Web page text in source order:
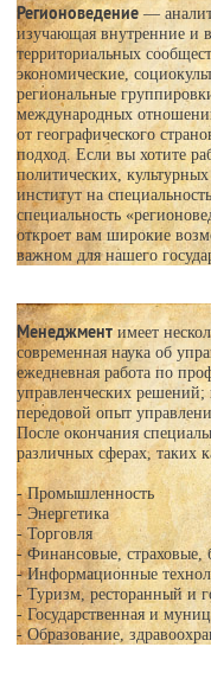
Регионоведение —
изучающая внутренние и
территориальных
экономические,
региональные
международных
от географического
подход. Если вы хотите
политических,
институт на
специальность
откроет вам широкие
важном для нашего
Менеджмент имеет
современная наука об
ежедневная работа по
управленческих решений;
передовой опыт
После окончания
различных сферах, таких
- Промышленность
- Энергетика
- Торговля
- Финансовые, страховые,
- Информационные
- Туризм, ресторанный и
- Государственная и
- Образование,